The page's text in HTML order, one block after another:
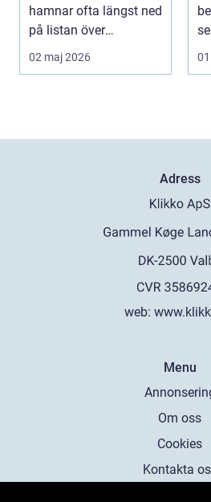
hamnar ofta längst ned
på listan över
egenvård. Många
vänjer si...
02 maj 2026
I
Adress
web:
Menu
Om oss
Cookies
Kontakta